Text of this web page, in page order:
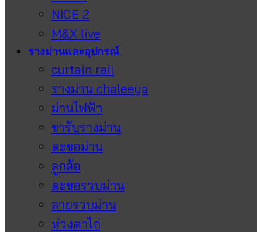
NICE 2
M&X live
รางม่านและอุปกรณ์
curtain rail
รางม่าน chaleeya
ม่านไฟฟ้า
ขารับรางม่าน
ตะขอม่าน
ลูกล้อ
ตะขอรวบม่าน
สายรวบม่าน
ห่วงตาไก่